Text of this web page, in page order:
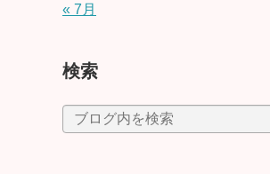
« 7月
検索